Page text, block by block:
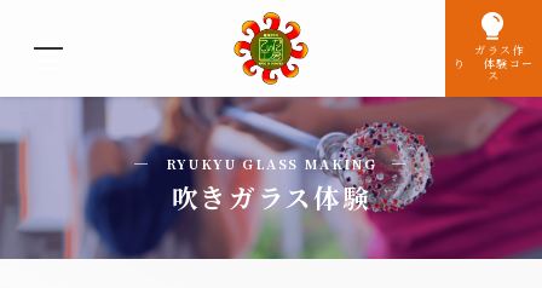
ガラス作
り 体験コー
ス
─ RYUKYU GLASS MAKING ─
吹きガラス体験